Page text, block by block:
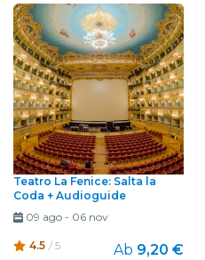
Teatro La Fenice: Salta la
Coda + Audioguide
09 ago- 06 nov
4.5 / 5 Ab 9,20 €